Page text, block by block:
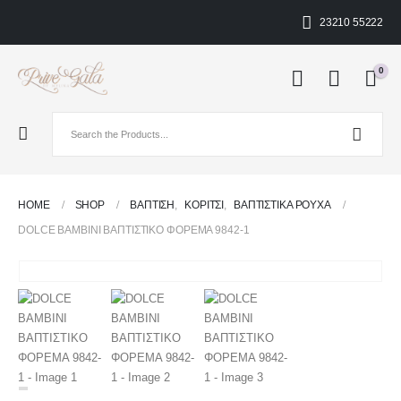
23210 55222
0
HOME SHOP ΒΑΠΤΙΣΗ , ΚΟΡΊΤΣΙ ,
ΒΑΠΤΙΣΤΙΚΆ ΡΟΎΧΑ
DOLCE BAMBINI ΒΑΠΤΙΣΤΙΚΟ ΦΟΡΕΜΑ 9842-1